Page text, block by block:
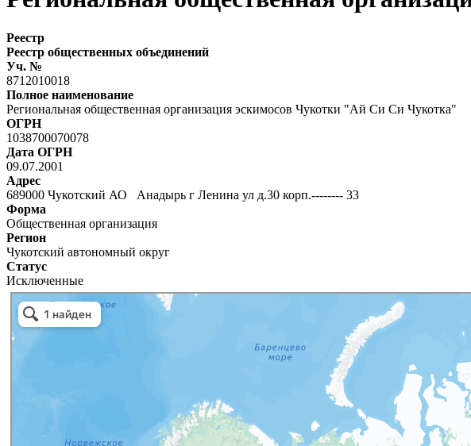
Реестр
Реестр общественных объединений
Уч. №
8712010018
Полное наименование
Региональная общественная организация эскимосов Чукотки "Ай Си Си Чукотка"
ОГРН
1038700070078
Дата ОГРН
09.07.2001
Адрес
689000 Чукотский АО Анадырь г Ленина ул д.30 корп.-------- 33
Форма
Общественная организация
Регион
Чукотский автономный округ
Статус
Исключенные